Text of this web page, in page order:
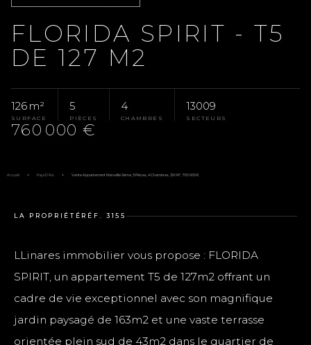
FLORIDA SPIRIT - T5
DE 127 M2
126 m²
SURFACE
5
PIÈCES
4
CHAMBRES
13009
SECTEURS
760 000 €
Accueil Pays D'Aix Vente Appartement Marseille 9ème, 5 Pièces, 4 Chambres, 126 M², 760 000 €
LA PROPRIÉTÉ RÉF. 3155
LLinares immobilier vous propose : FLORIDA
SPIRIT, un appartement T5 de 127m2 offrant un
cadre de vie exceptionnel avec son magnifique
jardin paysagé de 163m2 et une vaste terrasse
orientée plein sud de 43m2 dans le quartier de